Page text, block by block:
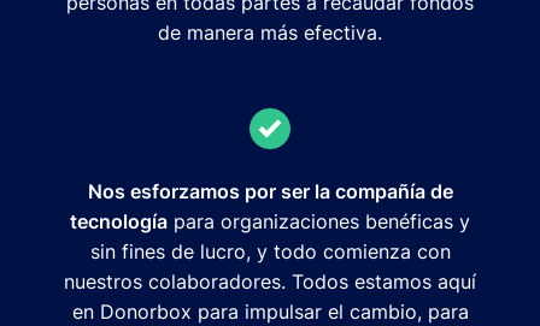
de manera más efectiva.
Nos esforzamos por ser la compañía de
tecnología para organizaciones benéficas y
sin fines de lucro, y todo comienza con
nuestros colaboradores. Todos estamos aquí
en Donorbox para impulsar el cambio, para